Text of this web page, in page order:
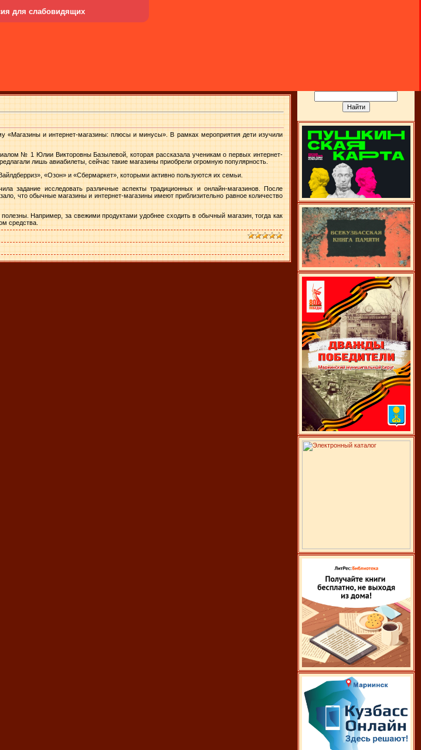
для слабовидящих
и интернет-магазины: плюсы и минусы». В рамках мероприятия дети изучили
№ 1 Юлии Викторовны Базылевой, которая рассказала ученикам о первых интернет-
лишь авиабилеты, сейчас такие магазины приобрели огромную популярность.
«Озон» и «Сбермаркет», которыми активно пользуются их семьи.
задание исследовать различные аспекты традиционных и онлайн-магазинов. После
что обычные магазины и интернет-магазины имеют приблизительно равное количество
Например, за свежими продуктами удобнее сходить в обычный магазин, тогда как
средства.